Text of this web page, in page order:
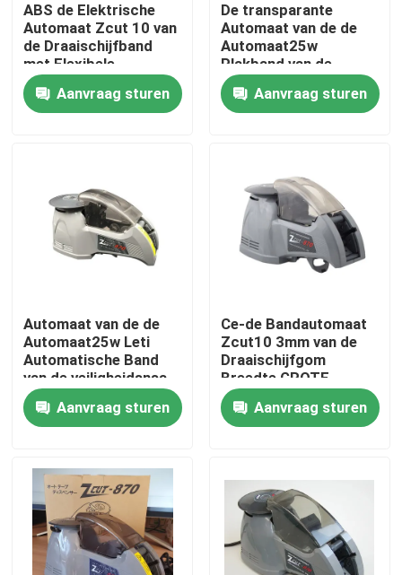
Huis
Producten
Fabrieksreis
Contacteer ons
Nieuws
De Automaat van de draaischijfband
automatische bandautomaat
ABS de Elektrische
Automaat Zcut 10 van
de Draaischijfband
met Flexibele
Verwijderbare Rol
Aanvraag sturen
De transparante
Automaat van de de
Automaat25w
Plakband van de
Draaischijfband
Aanvraag sturen
Automaat van de de
Automaat25w Leti
Automatische Band
van de veiligheidsnsa
de Elektronische Band
Aanvraag sturen
Ce-de Bandautomaat
Zcut10 3mm van de
Draaischijfgom
Breedte GROTE
SCHIJF
Aanvraag sturen